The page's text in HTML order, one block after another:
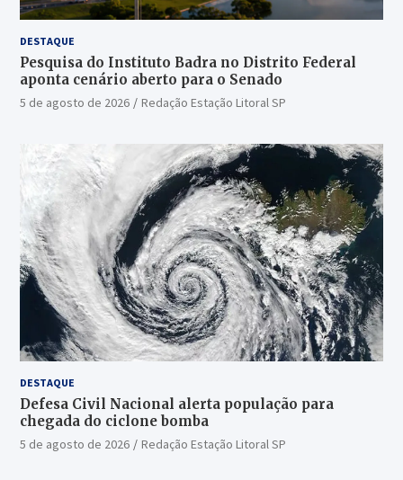
DESTAQUE
Pesquisa do Instituto Badra no Distrito Federal
aponta cenário aberto para o Senado
5 de agosto de 2026 Redação Estação Litoral SP
DESTAQUE
Defesa Civil Nacional alerta população para
chegada do ciclone bomba
5 de agosto de 2026 Redação Estação Litoral SP